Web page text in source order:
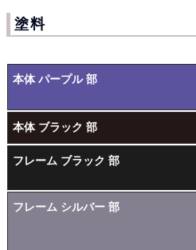
塗料
本体 パープル 部
本体 ブラック 部
フレーム ブラック 部
フレーム シルバー 部